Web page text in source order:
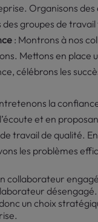
Organisons
groupes de
: Montrons à nos
Mettons en place
célébrons les
la
et en
travail de qualité.
les problèmes
collaborateur engagé
un choix